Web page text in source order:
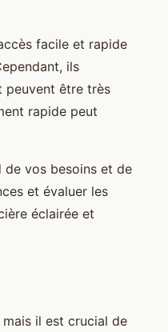
facile et rapide
ils
peuvent être très
rapide peut
de vos besoins et de
et évaluer les
éclairée et
il est crucial de